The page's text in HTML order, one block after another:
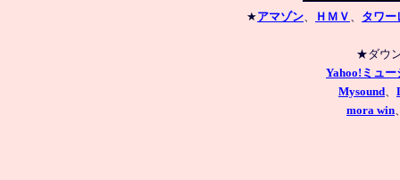
★アマゾン、 ＨＭＶ 、 タワー
Yahoo!ミュー
Mysound、
mora win